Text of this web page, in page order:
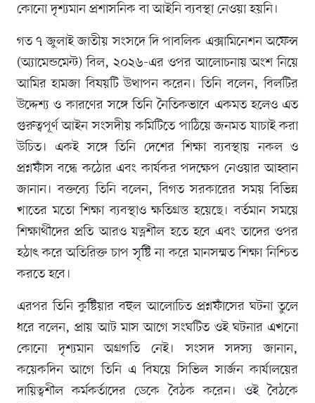
কোনো দৃশ্যমান প্রশাসনিক বা আইনি ব্যবস্থা নেওয়া হয়নি।
গত ৭ জুলাই জাতীয় সংসদে দি পাবলিক এক্সামিনেশন অফেন্স
(অ্যামেন্ডমেন্ট) বিল, ২০২৬-এর ওপর আলোচনায় অংশ নিয়ে
আমির হামজা বিষয়টি উত্থাপন করেন। তিনি বলেন, বিলটির
উদ্দেশ্য ও কারণের সঙ্গে তিনি নৈতিকভাবে একমত হলেও এত
গুরুত্বপূর্ণ আইন সংসদীয় কমিটিতে পাঠিয়ে জনমত যাচাই করা
উচিত। একই সঙ্গে তিনি দেশের শিক্ষা ব্যবস্থায় নকল ও
প্রশ্নফাঁস বন্ধে কঠোর এবং কার্যকর পদক্ষেপ নেওয়ার আহ্বান
জানান। বক্তব্যে তিনি বলেন, বিগত সরকারের সময় বিভিন্ন
খাতের মতো শিক্ষা ব্যবস্থাও ক্ষতিগ্রস্ত হয়েছে। বর্তমান সময়ে
শিক্ষার্থীদের প্রতি আরও যত্নশীল হতে হবে এবং তাদের ওপর
হঠাৎ করে অতিরিক্ত চাপ সৃষ্টি না করে মানসম্মত শিক্ষা নিশ্চিত
করতে হবে।
এরপর তিনি কুষ্টিয়ার বহুল আলোচিত প্রশ্নফাঁসের ঘটনা তুলে
ধরে বলেন, প্রায় আট মাস আগে সংঘটিত ওই ঘটনার এখনো
কোনো দৃশ্যমান অগ্রগতি নেই। সংসদ সদস্য জানান,
কয়েকদিন আগে তিনি এ বিষয়ে সিভিল সার্জন কার্যালয়ের
দায়িত্বশীল কর্মকর্তাদের ডেকে বৈঠক করেন। ওই বৈঠকে